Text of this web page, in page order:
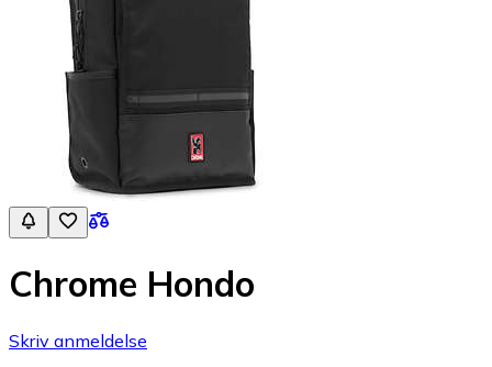
Chrome Hondo
Skriv anmeldelse